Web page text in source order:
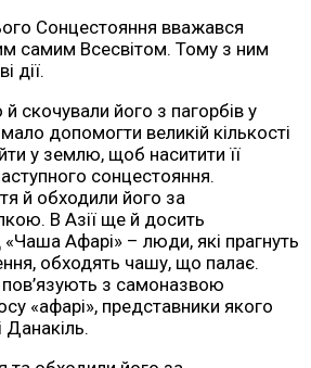
Сонцестояння вважався
самим Всесвітом. Тому з ним
дії.
скочували його з пагорбів у
допомогти великій кількості
у землю, щоб наситити її
сонцестояння.
й обходили його за
В Азії ще й досить
Афарі» – люди, які прагнуть
обходять чашу, що палає.
з самоназвою
«афарі», представники якого